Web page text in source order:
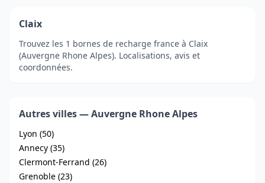
Claix
Trouvez les 1 bornes de recharge france à Claix
(Auvergne Rhone Alpes). Localisations, avis et
coordonnées.
Autres villes — Auvergne Rhone Alpes
Lyon (50)
Annecy (35)
Clermont-Ferrand (26)
Grenoble (23)